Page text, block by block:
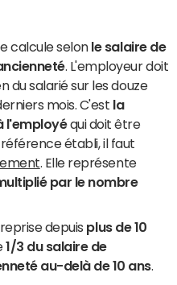
calcule selon le salaire de
. L'employeur doit
du salarié sur les douze
mois. C'est la
l'employéqui doit être
établi, il faut
. Elle représente
par le nombre
depuis plus de 10
1/3 du salaire de
au-delà de 10 ans.